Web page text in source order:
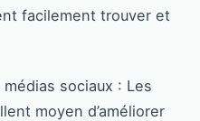
facilement trouver et
sociaux : Les
moyen d’améliorer